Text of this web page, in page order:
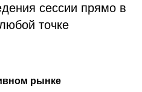
сессии прямо в
точке
рынке